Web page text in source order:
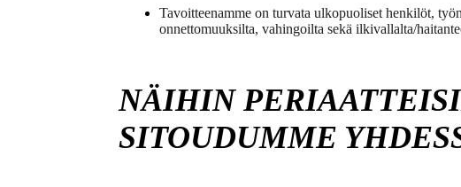
Tavoitteenamme on turvata ulkopuoliset henkilöt,
onnettomuuksilta, vahingoilta sekä ilkivallalta/
NÄIHIN
SITOUDUMME